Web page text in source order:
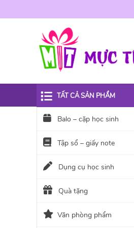
TẤT CẢ SẢN PHẨM
Balo – cặp học sinh
Tập sổ – giấy note
Dụng cụ học sinh
Quà tặng
Văn phòng phẩm